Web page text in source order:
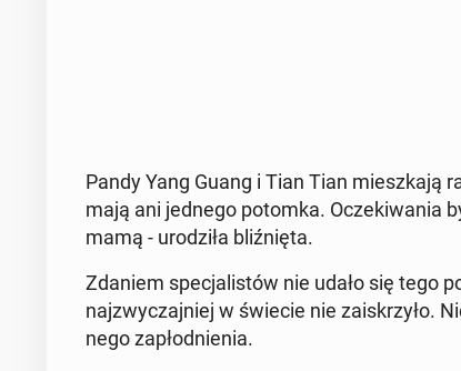
Pandy Yang Guang i Tian Tian miesz­ka­ją
mają ani jednego potomka. Ocze­ki­wa­nia
mamą - uro­dzi­ła bliź­nię­ta.
Zdaniem spe­cja­li­stów nie udało się tego
naj­zwy­czaj­niej w świecie nie za­iskrzy­ło.
ne­go za­płod­nie­nia.